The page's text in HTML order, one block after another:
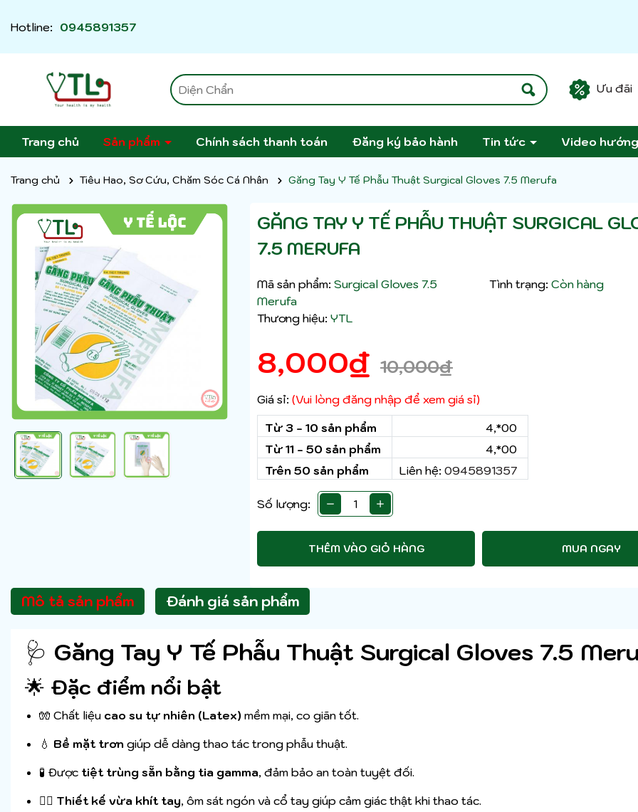
Hotline: 0945891357
Ưu đãi
Trang chủ Sản phẩm Chính sách thanh toán Đăng ký bảo hành Tin tức Video
Trang chủ Tiêu Hao, Sơ Cứu, Chăm Sóc Cá Nhân Găng Tay Y Tế Phẫu Thuật Surgical Gloves 7.5 Merufa
GĂNG TAY Y TẾ PHẪU THUẬT SURGICAL
7.5 MERUFA
Mã sản phẩm: Surgical Gloves 7.5
Merufa
Tình trạng: Còn hàng
Thương hiệu: YTL
8,000₫ 10,000₫
Giá sỉ: (Vui lòng đăng nhập để xem giá sỉ)
Từ 3 - 10 sản phẩm
4,*00
Từ 11 - 50 sản phẩm
4,*00
Trên 50 sản phẩm
Liên hệ: 0945891357
Số lượng:
THÊM VÀO GIỎ HÀNG MUA NGAY
Mô tả sản phẩm Đánh giá sản phẩm
🩺 Găng Tay Y Tế Phẫu Thuật Surgical Gloves 7.5
🌟 Đặc điểm nổi bật
🧤 Chất liệu cao su tự nhiên (Latex) mềm mại, co giãn tốt.
💧 Bề mặt trơn giúp dễ dàng thao tác trong phẫu thuật.
🧪 Được tiệt trùng sẵn bằng tia gamma, đảm bảo an toàn tuyệt đối.
👨‍⚕️ Thiết kế vừa khít tay, ôm sát ngón và cổ tay giúp cảm giác thật khi thao tác.